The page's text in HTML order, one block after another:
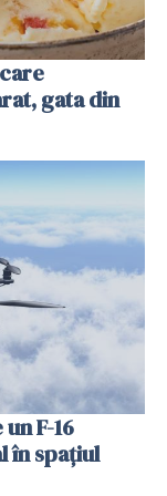
gata din
F-16
în spațiul